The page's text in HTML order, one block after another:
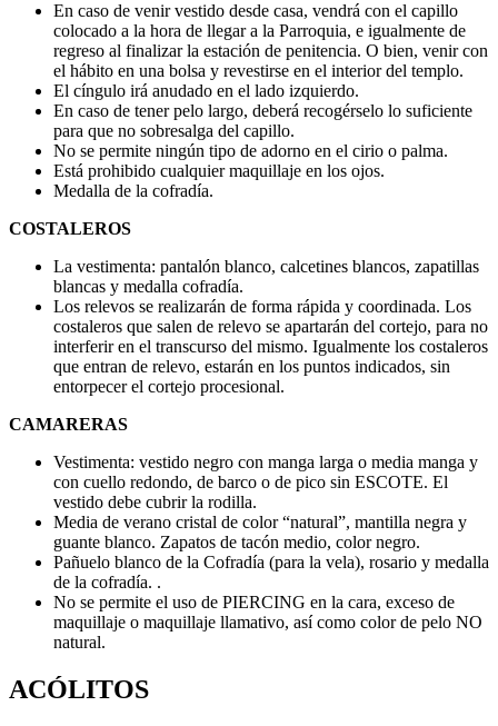
En caso de venir vestido desde casa, vendrá con el capillo
colocado a la hora de llegar a la Parroquia, e igualmente de
regreso al finalizar la estación de penitencia. O bien, venir con
el hábito en una bolsa y revestirse en el interior del templo.
El cíngulo irá anudado en el lado izquierdo.
En caso de tener pelo largo, deberá recogérselo lo suficiente
para que no sobresalga del capillo.
No se permite ningún tipo de adorno en el cirio o palma.
Está prohibido cualquier maquillaje en los ojos.
Medalla de la cofradía.
COSTALEROS
La vestimenta: pantalón blanco, calcetines blancos, zapatillas
blancas y medalla cofradía.
Los relevos se realizarán de forma rápida y coordinada. Los
costaleros que salen de relevo se apartarán del cortejo, para no
interferir en el transcurso del mismo. Igualmente los costaleros
que entran de relevo, estarán en los puntos indicados, sin
entorpecer el cortejo procesional.
CAMARERAS
Vestimenta: vestido negro con manga larga o media manga y
con cuello redondo, de barco o de pico sin ESCOTE. El
vestido debe cubrir la rodilla.
Media de verano cristal de color “natural”, mantilla negra y
guante blanco. Zapatos de tacón medio, color negro.
Pañuelo blanco de la Cofradía (para la vela), rosario y medalla
de la cofradía. .
No se permite el uso de PIERCING en la cara, exceso de
maquillaje o maquillaje llamativo, así como color de pelo NO
natural.
ACÓLITOS